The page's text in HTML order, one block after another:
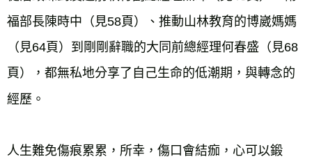
福部長陳時中（見58頁）、推動山林教育的博崴媽媽
（見64頁）到剛剛辭職的大同前總經理何春盛（見68
頁），都無私地分享了自己生命的低潮期，與轉念的
經歷。
人生難免傷痕累累，所幸，傷口會結痂，心可以鍛